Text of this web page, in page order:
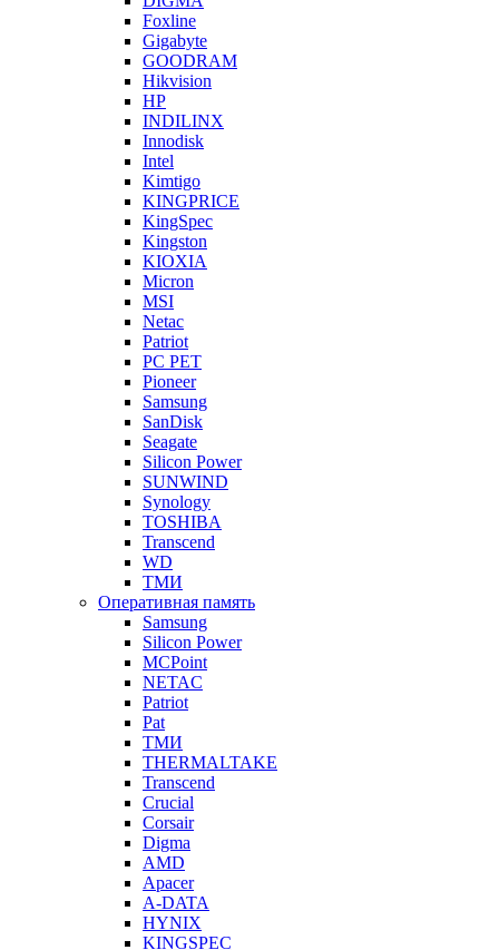
Foxline
Gigabyte
GOODRAM
Hikvision
HP
INDILINX
Innodisk
Intel
Kimtigo
KINGPRICE
KingSpec
Kingston
KIOXIA
Micron
MSI
Netac
Patriot
PC PET
Pioneer
Samsung
SanDisk
Seagate
Silicon Power
SUNWIND
Synology
TOSHIBA
Transcend
WD
ТМИ
Оперативная память
Samsung
Silicon Power
MCPoint
NETAC
Patriot
Pat
ТМИ
THERMALTAKE
Transcend
Crucial
Corsair
Digma
AMD
Apacer
A-DATA
HYNIX
KINGSPEC